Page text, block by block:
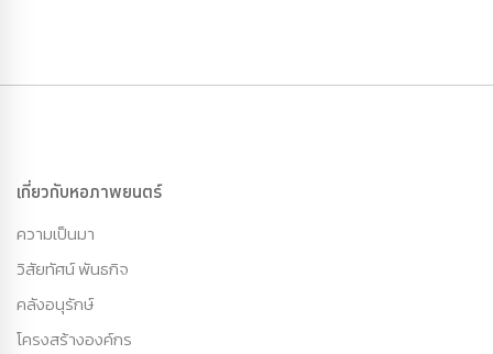
เกี่ยวกับหอภาพยนตร์
ความเป็นมา
วิสัยทัศน์ พันธกิจ
คลังอนุรักษ์
โครงสร้างองค์กร